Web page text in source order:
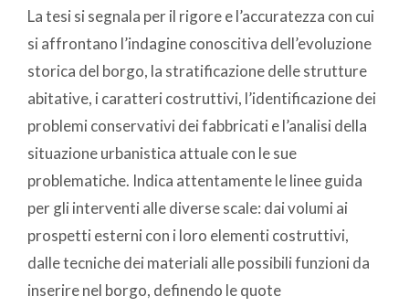
La tesi si segnala per il rigore e l’accuratezza con cui
si affrontano l’indagine conoscitiva dell’evoluzione
storica del borgo, la stratificazione delle strutture
abitative, i caratteri costruttivi, l’identificazione dei
problemi conservativi dei fabbricati e l’analisi della
situazione urbanistica attuale con le sue
problematiche. Indica attentamente le linee guida
per gli interventi alle diverse scale: dai volumi ai
prospetti esterni con i loro elementi costruttivi,
dalle tecniche dei materiali alle possibili funzioni da
inserire nel borgo, definendo le quote